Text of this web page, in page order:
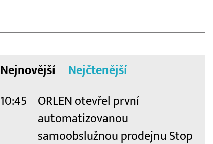
Nejnovější Nejčtenější
10:45
ORLEN otevřel první
automatizovanou
samoobslužnou prodejnu Stop